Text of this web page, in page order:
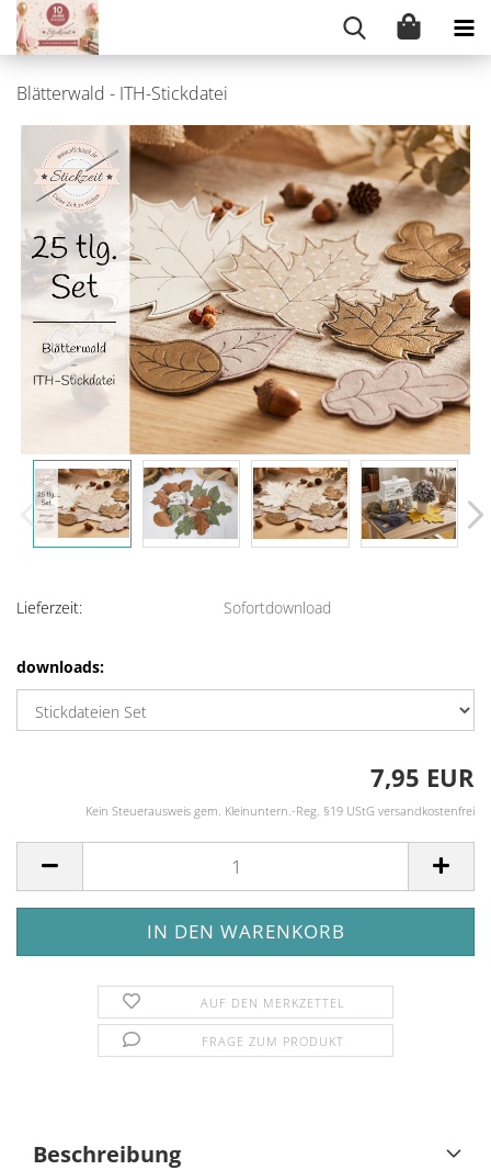
Blätterwald - ITH-Stickdatei
Lieferzeit: Sofortdownload
downloads:
7,95 EUR
Kein Steuerausweis gem. Kleinuntern.-Reg. §19 UStG versandkostenfrei
AUF DEN MERKZETTEL
FRAGE ZUM PRODUKT
Beschreibung